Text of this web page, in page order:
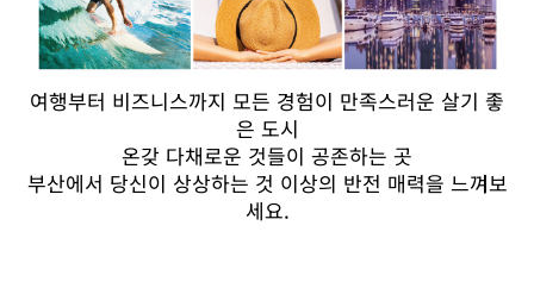
여행부터 비즈니스까지 모든 경험이 만족스러운 살기 좋
은 도시
온갖 다채로운 것들이 공존하는 곳
부산에서 당신이 상상하는 것 이상의 반전 매력을 느껴보
세요.